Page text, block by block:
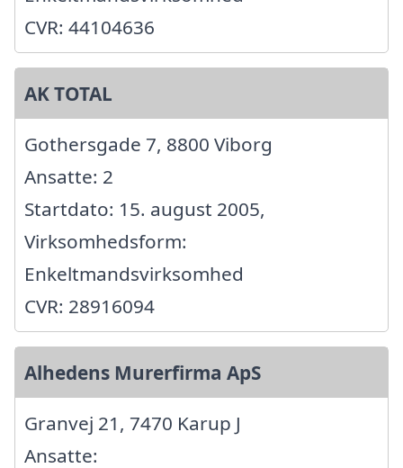
CVR: 44104636
AK TOTAL
Gothersgade 7, 8800 Viborg
Ansatte: 2
Startdato: 15. august 2005,
Virksomhedsform:
Enkeltmandsvirksomhed
CVR: 28916094
Alhedens Murerfirma ApS
Granvej 21, 7470 Karup J
Ansatte: